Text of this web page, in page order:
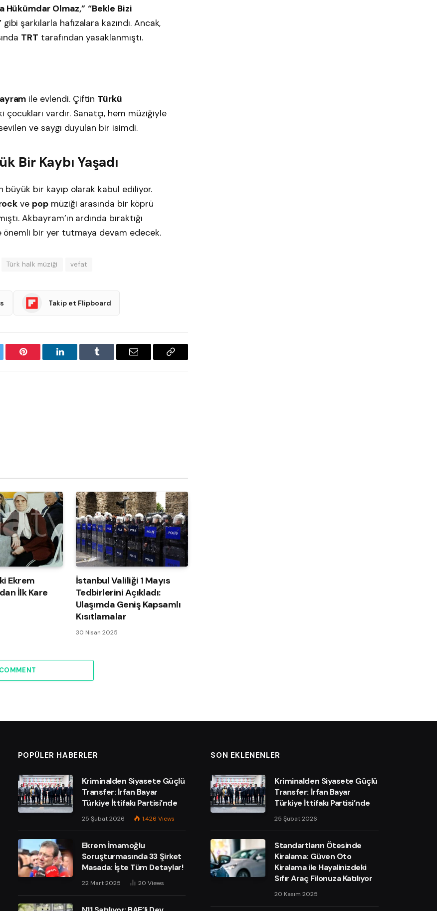
Hükümdar Olmaz,” “Bekle Bizi
gibi şarkılarla hafızalara kazındı. Ancak,
TRT tarafından yasaklanmıştı.
ile evlendi. Çiftin Türkü
çocukları vardır. Sanatçı, hem müziğiyle
ve saygı duyulan bir isimdi.
Bir Kaybı Yaşadı
büyük bir kayıp olarak kabul ediliyor.
ve popmüziği arasında bir köprü
Akbayram’ın ardında bıraktığı
önemli bir yer tutmaya devam edecek.
Türk halk müziği vefat
Takip et Flipboard
Pinterest LinkedIn Tumblr Email
Copy
Ekrem
İlk Kare
İstanbul Valiliği 1 Mayıs
Tedbirlerini Açıkladı:
Ulaşımda Geniş Kapsamlı
Kısıtlamalar
30 Nisan 2025
POPÜLER HABERLER
Kriminalden Siyasete Güçlü
Transfer: İrfan Bayar
Türkiye İttifakı Partisi’nde
25 Şubat 2026 1.426 Views
Ekrem İmamoğlu
Soruşturmasında 33 Şirket
Masada: İşte Tüm Detaylar!
22 Mart 2025 20 Views
SON EKLENENLER
Kriminalden Siyasete Güçlü
Transfer: İrfan Bayar
Türkiye İttifakı Partisi’nde
25 Şubat 2026
Standartların Ötesinde
Kiralama: Güven Oto
Kiralama ile Hayalinizdeki
Sıfır Araç Filonuza Katılıyor
20 Kasım 2025